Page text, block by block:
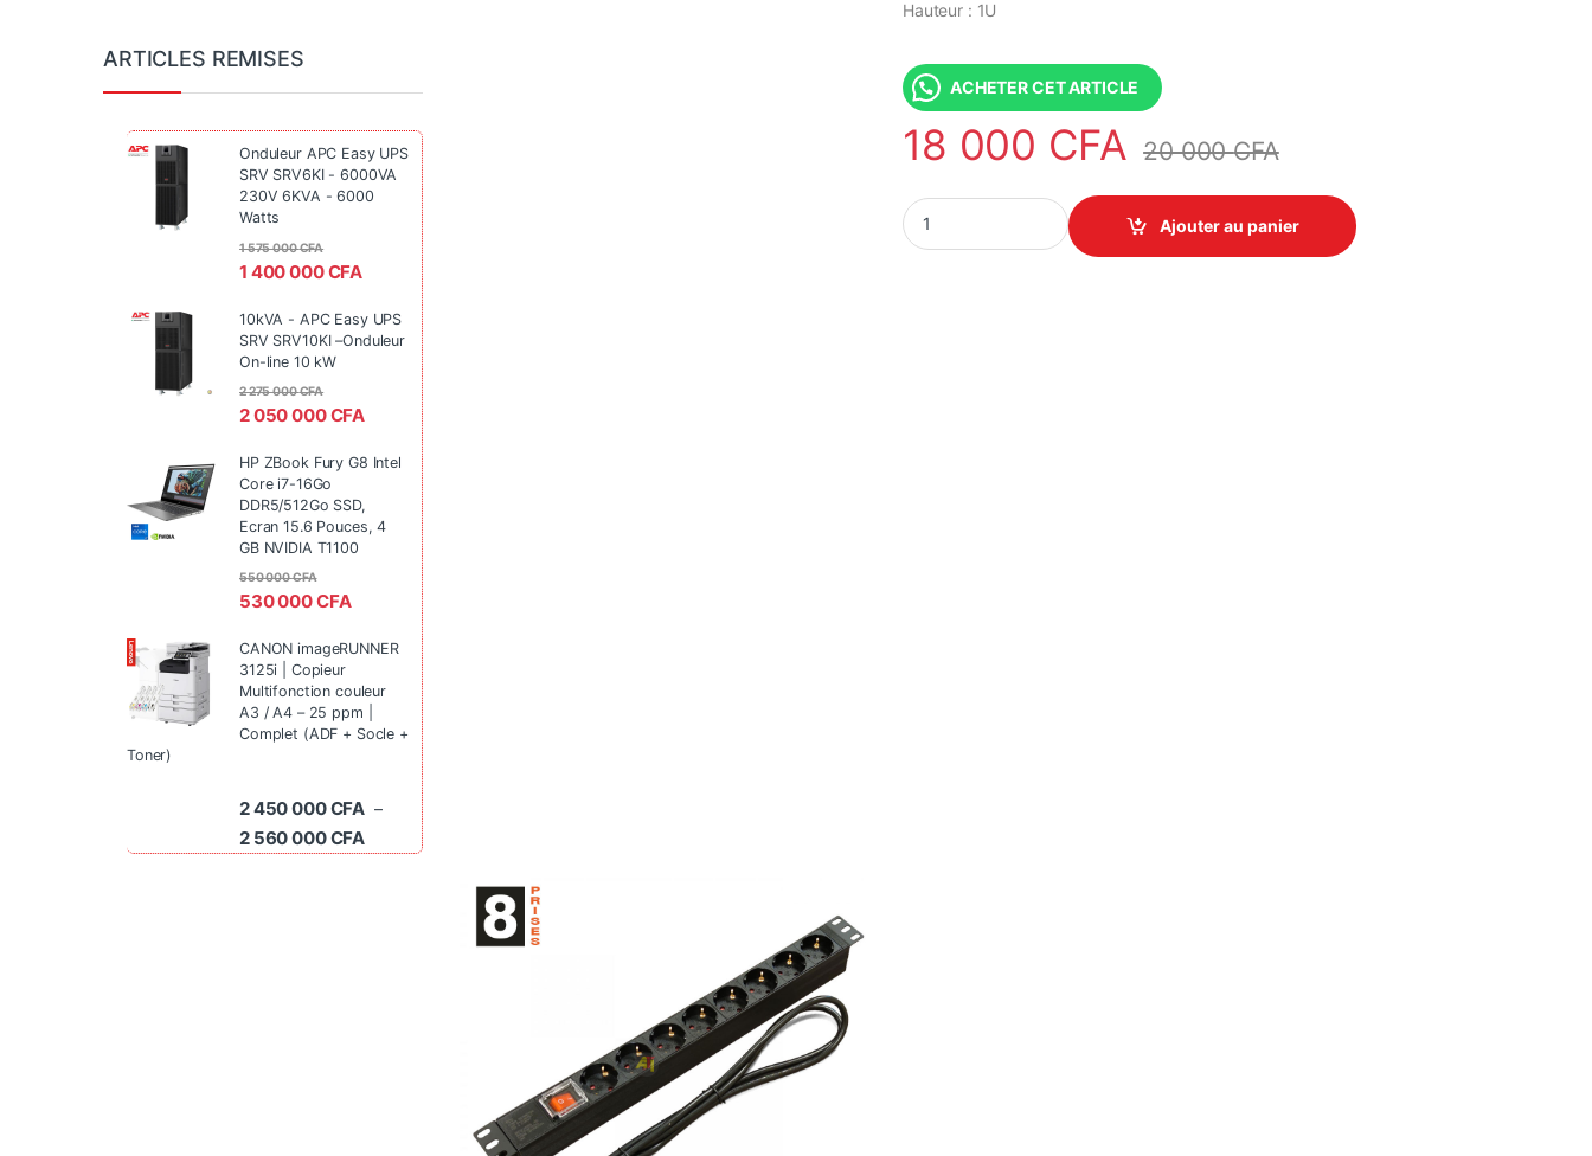
Hauteur : 1U
ACHETER CET ARTICLE
18 000 CFA 20 000CFA
PDU/Multiprise Electrique 8 Prises Rackable - 19 Pouces (1U) quantity
Ajouter au panier
ARTICLES REMISES
Onduleur APC Easy UPS
SRV SRV6KI - 6000VA
230V 6KVA - 6000
Watts
1 400 000CFA
1 575 000CFA
10kVA - APC Easy UPS
SRV SRV10KI –Onduleur
On-line 10 kW
2 050 000CFA
2 275 000CFA
HP ZBook Fury G8 Intel
Core i7-16Go
DDR5/512Go SSD,
Ecran 15.6 Pouces, 4
GB NVIDIA T1100
530 000CFA
550 000CFA
CANON imageRUNNER
3125i | Copieur
Multifonction couleur
A3 / A4 – 25 ppm |
Complet (ADF + Socle +
Toner)
2 450 000CFA –
2 560 000CFA Plage de prix : 2 450 000 CFA à 2 560 000 CFA